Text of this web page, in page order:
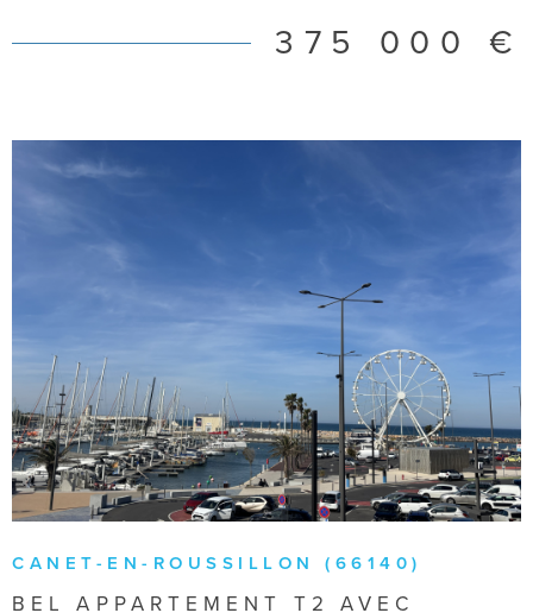
375 000 €
CANET-EN-ROUSSILLON (66140)
BEL APPARTEMENT T2 AVEC